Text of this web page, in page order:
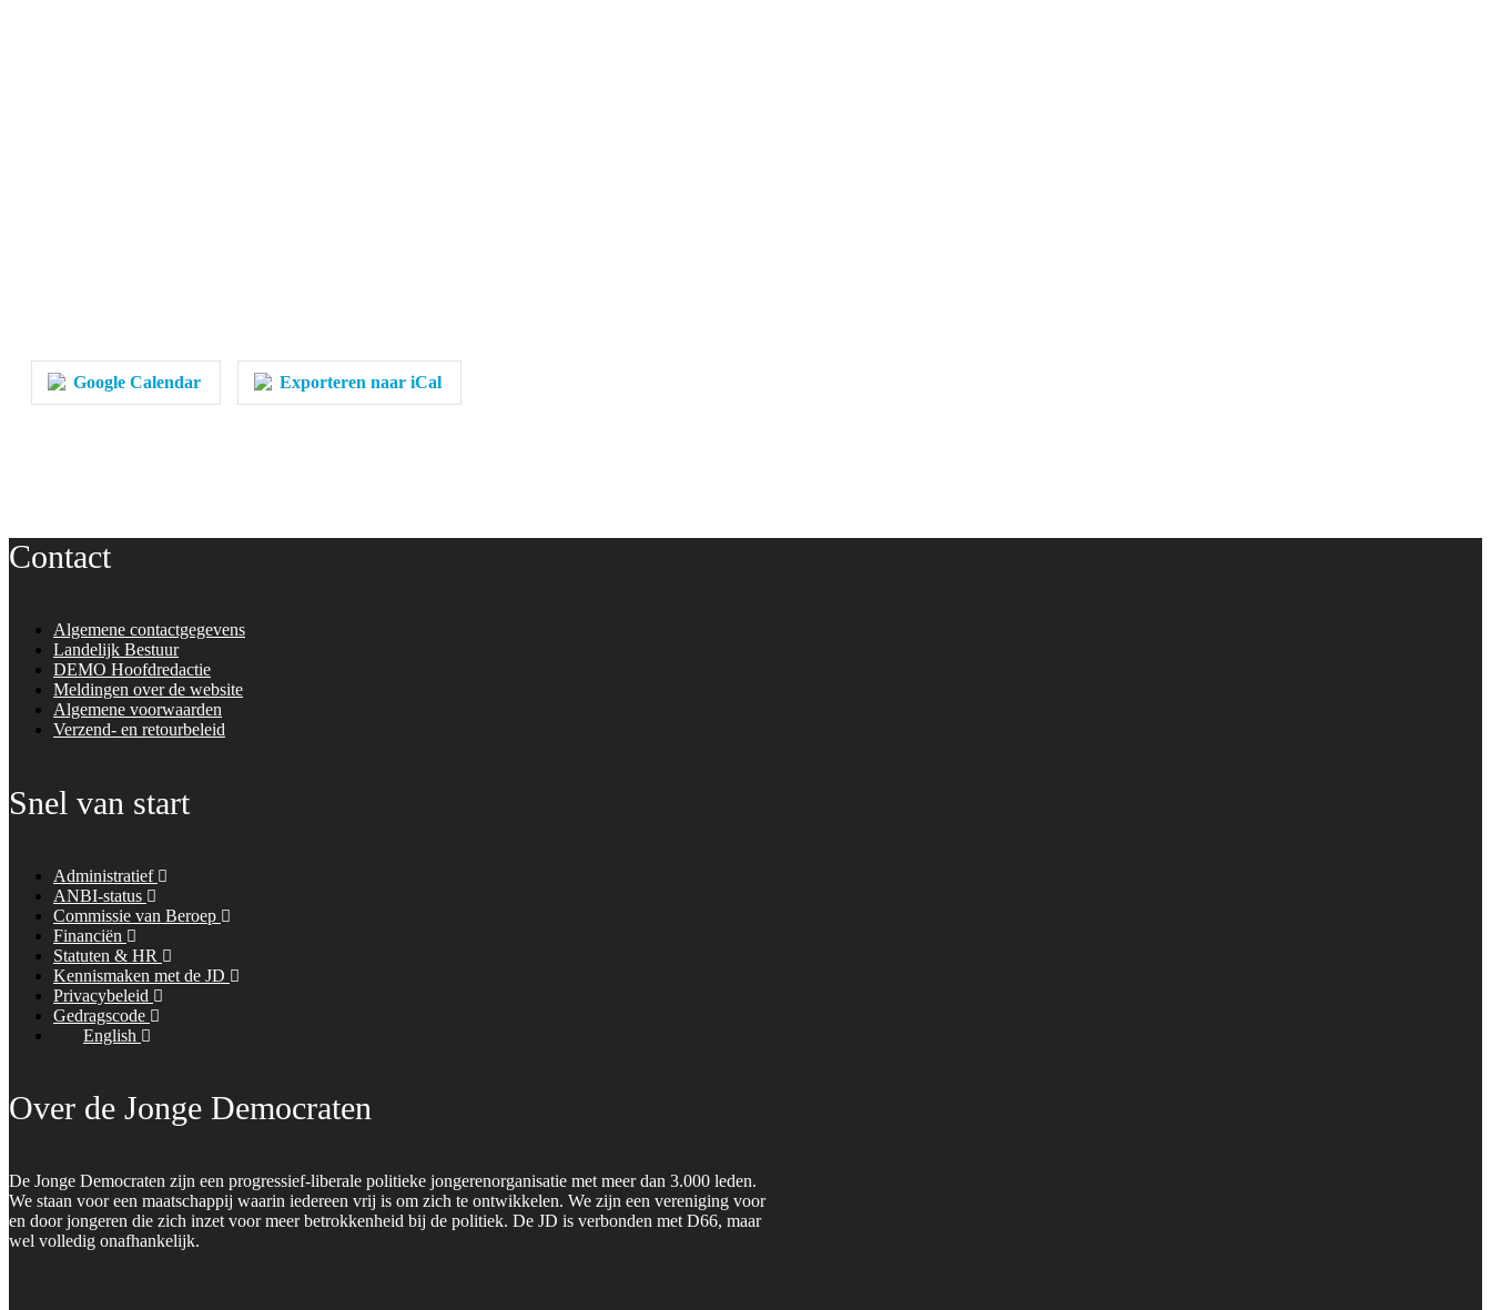
Google Calendar Exporteren naar iCal
Contact
Algemene contactgegevens
Landelijk Bestuur
DEMO Hoofdredactie
Meldingen over de website
Algemene voorwaarden
Verzend- en retourbeleid
Snel van start
Administratief
ANBI-status
Commissie van Beroep
Financiën
Statuten & HR
Kennismaken met de JD
Privacybeleid
Gedragscode
English
Over de Jonge Democraten
De Jonge Democraten zijn een progressief-liberale politieke jongerenorganisatie met meer dan 3.000 leden.
We staan voor een maatschappij waarin iedereen vrij is om zich te ontwikkelen. We zijn een vereniging voor
en door jongeren die zich inzet voor meer betrokkenheid bij de politiek. De JD is verbonden met D66, maar
wel volledig onafhankelijk.